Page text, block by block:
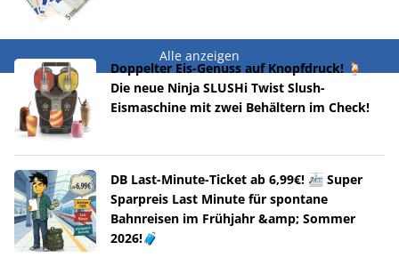
Alle anzeigen
Doppelter Eis-Genuss auf Knopfdruck! 🍹
Die neue Ninja SLUSHi Twist Slush-
Eismaschine mit zwei Behältern im Check!
DB Last-Minute-Ticket ab 6,99€! 🚈 Super
Sparpreis Last Minute für spontane
Bahnreisen im Frühjahr &amp; Sommer
2026!🧳